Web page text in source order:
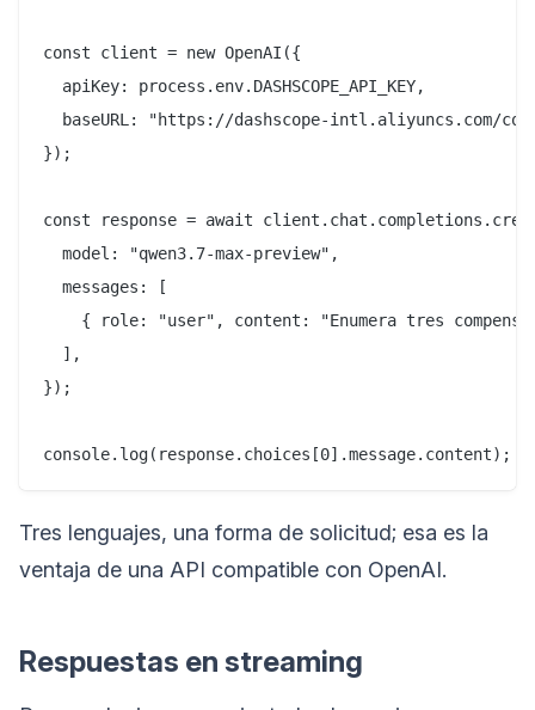
const client = new OpenAI({
  apiKey: process.env.DASHSCOPE_API_KEY,
baseURL: "https://dashscope-intl.aliyuncs.com/
});
const response = await
  model: "qwen3.7-max-preview",
  messages: [
{ role: "user", content: "Enumera tres
  ],
});
Tres lenguajes, una forma de solicitud; esa es la
ventaja de una API compatible con OpenAI.
Respuestas en streaming